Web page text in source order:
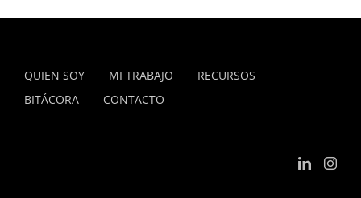
QUIEN SOY MI TRABAJO
RECURSOS
BITÁCORA
CONTACTO